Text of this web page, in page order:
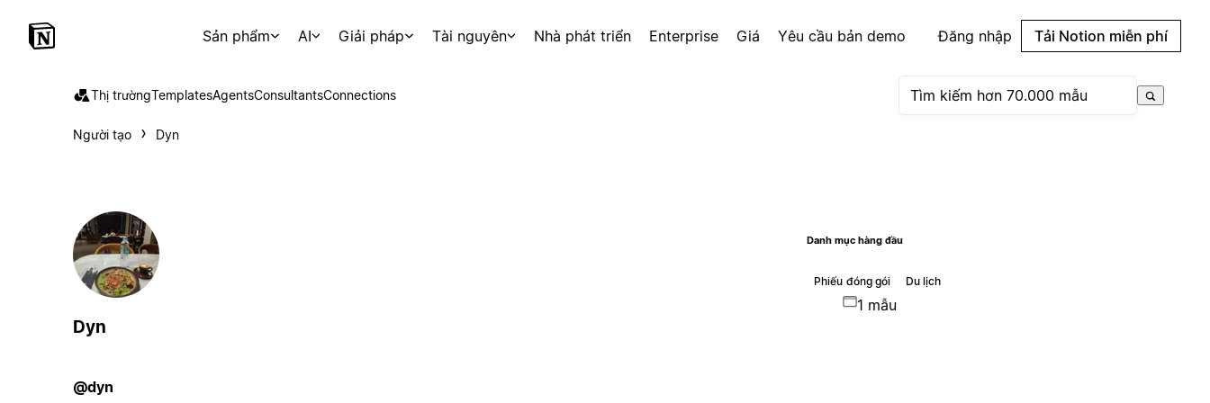
Sản phẩm AI Giải pháp Tài nguyên Nhà phát triển Enterprise Giá Yêu cầu bản demo Đăng nhập Tải Notion miễn phí
Thị trườngTemplatesAgentsConsultantsConnections
Người tạo Dyn
Dyn
@dyn
Danh mục hàng đầu
Phiếu đóng gói Du lịch
1 mẫu